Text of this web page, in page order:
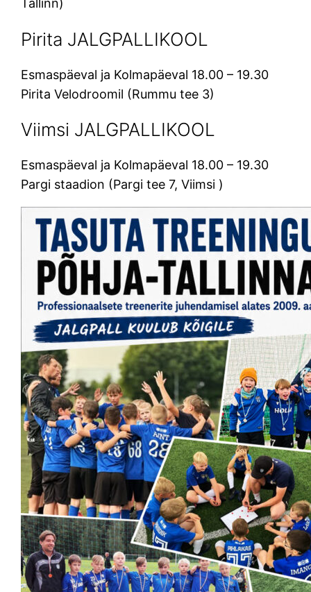
Tallinn)
Pirita JALGPALLIKOOL
Esmaspäeval ja Kolmapäeval 18.00 – 19.30
Pirita Velodroomil (Rummu tee 3)
Viimsi JALGPALLIKOOL
Esmaspäeval ja Kolmapäeval 18.00 – 19.30
Pargi staadion (Pargi tee 7, Viimsi )